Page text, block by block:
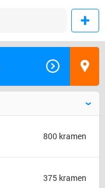
800 kramen
375 kramen